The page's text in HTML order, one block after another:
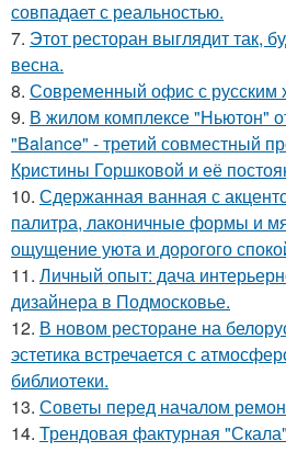
совпадает с реальностью.
7. Этот ресторан выглядит так,
весна.
8. Современный офис с русским
9. В жилом комплексе "Ньютон"
"Balance" - третий совместный
Кристины Горшковой и её
10. Сдержанная ванная с
палитра, лаконичные формы и
ощущение уюта и дорогого
11. Личный опыт: дача
дизайнера в Подмосковье.
12. В новом ресторане на
эстетика встречается с
библиотеки.
13. Советы перед началом
14. Трендовая фактурная